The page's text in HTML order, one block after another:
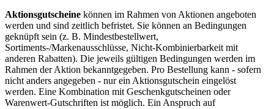
Aktionsgutscheine können im Rahmen von Aktionen angeboten
werden und sind zeitlich befristet. Sie können an Bedingungen
geknüpft sein (z. B. Mindestbestellwert,
Sortiments-/Markenausschlüsse, Nicht-Kombinierbarkeit mit
anderen Rabatten). Die jeweils gültigen Bedingungen werden im
Rahmen der Aktion bekanntgegeben. Pro Bestellung kann - sofern
nicht anders angegeben - nur ein Aktionsgutschein eingelöst
werden. Eine Kombination mit Geschenkgutscheinen oder
Warenwert-Gutschriften ist möglich. Ein Anspruch auf